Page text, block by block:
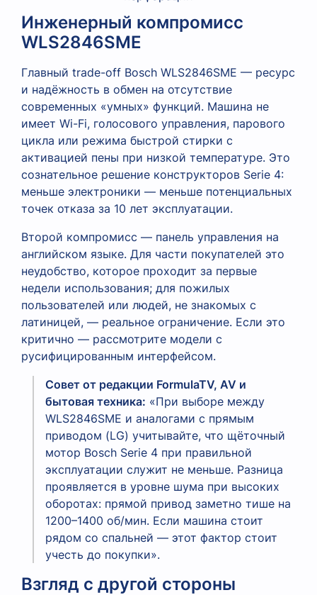
Инженерный компромисс
WLS2846SME
Главный trade-off Bosch WLS2846SME — ресурс
и надёжность в обмен на отсутствие
современных «умных» функций. Машина не
имеет Wi-Fi, голосового управления, парового
цикла или режима быстрой стирки с
активацией пены при низкой температуре. Это
сознательное решение конструкторов Serie 4:
меньше электроники — меньше потенциальных
точек отказа за 10 лет эксплуатации.
Второй компромисс — панель управления на
английском языке. Для части покупателей это
неудобство, которое проходит за первые
недели использования; для пожилых
пользователей или людей, не знакомых с
латиницей, — реальное ограничение. Если это
критично — рассмотрите модели с
русифицированным интерфейсом.
Совет от редакции FormulaTV, AV и
бытовая техника: «При выборе между
WLS2846SME и аналогами с прямым
приводом (LG) учитывайте, что щёточный
мотор Bosch Serie 4 при правильной
эксплуатации служит не меньше. Разница
проявляется в уровне шума при высоких
оборотах: прямой привод заметно тише на
1200–1400 об/мин. Если машина стоит
рядом со спальней — этот фактор стоит
учесть до покупки».
Взгляд с другой стороны